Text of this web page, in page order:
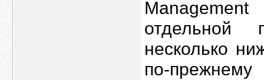
отдельной
несколько
по-